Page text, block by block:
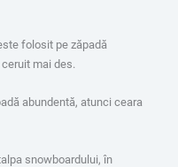
folosit pe zăpadă
mai des.
abundentă, atunci ceara
snowboardului, în